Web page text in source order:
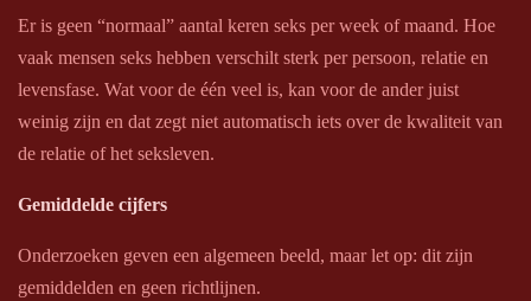
Er is geen “normaal” aantal keren seks per week of maand. Hoe
vaak mensen seks hebben verschilt sterk per persoon, relatie en
levensfase. Wat voor de één veel is, kan voor de ander juist
weinig zijn en dat zegt niet automatisch iets over de kwaliteit van
de relatie of het seksleven.
Gemiddelde cijfers
Onderzoeken geven een algemeen beeld, maar let op: dit zijn
gemiddelden en geen richtlijnen.